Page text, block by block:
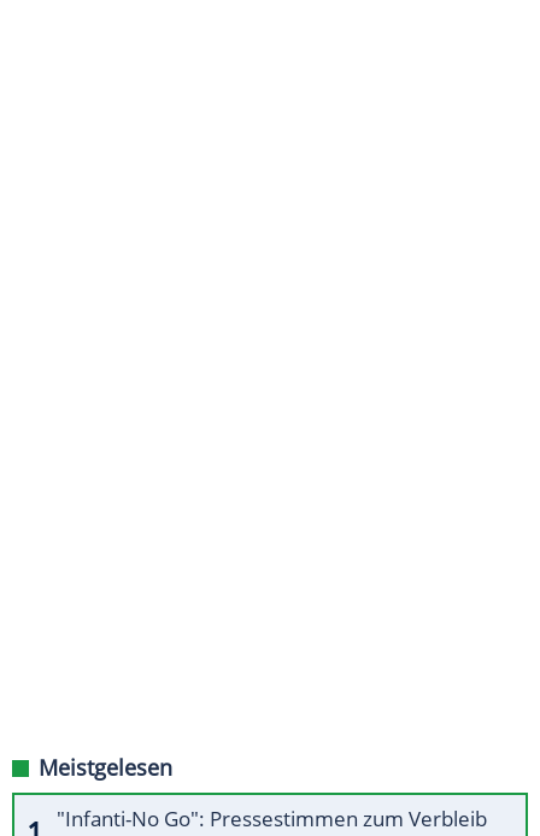
Meistgelesen
"Infanti-No Go": Pressestimmen zum Verbleib